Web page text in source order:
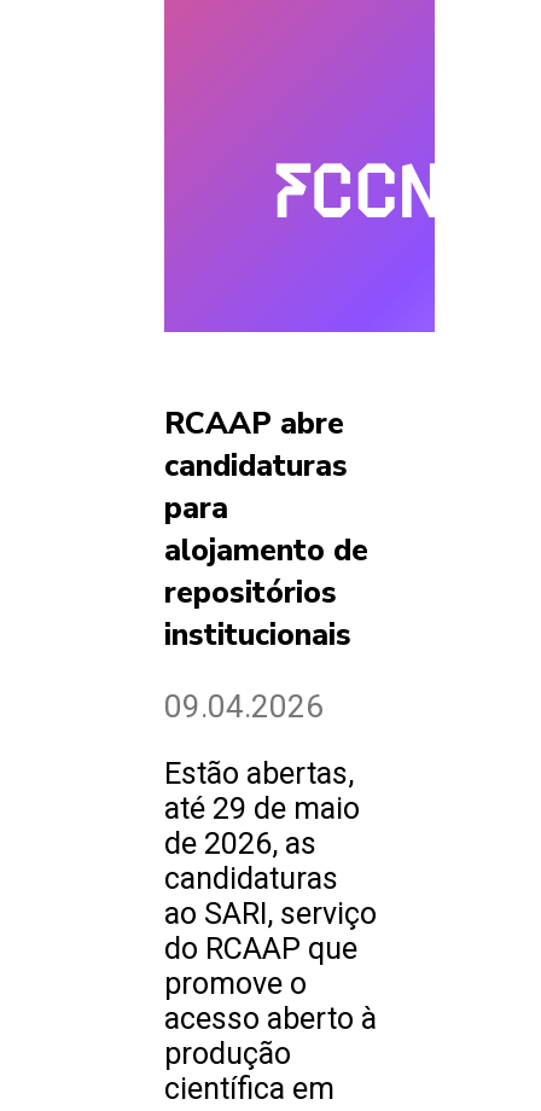
RCAAP abre
candidaturas
para
alojamento de
repositórios
institucionais
09.04.2026
Estão abertas,
até 29 de maio
de 2026, as
candidaturas
ao SARI, serviço
do RCAAP que
promove o
acesso aberto à
produção
científica em